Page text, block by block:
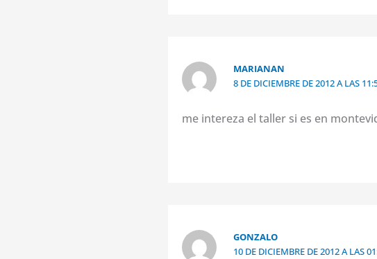
MARIANAN
8 DE DICIEMBRE DE 2012 A LAS
me intereza el taller si es en
GONZALO
10 DE DICIEMBRE DE 2012 A LAS